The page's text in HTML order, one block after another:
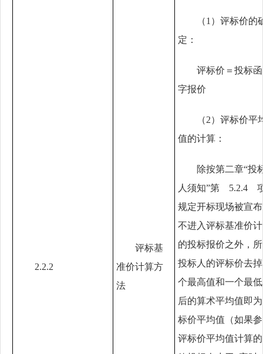
2.2.2
评标基
准价计算方
法
（1）评标价的
定：
评标价＝投标
字报价
（2）评标价平
值的计算：
除按第二章“投
人须知”第 5.2.4
规定开标现场被宣
不进入评标基准价
的投标报价之外，
投标人的评标价去
个最高值和一个最
后的算术平均值即
标价平均值（如果
评标价平均值计算